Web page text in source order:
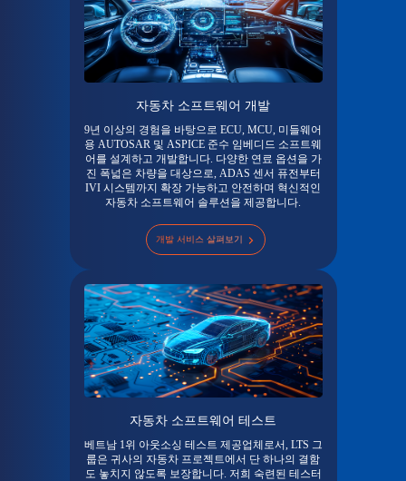
자동차 소프트웨어 개발
9년 이상의 경험을 바탕으로 ECU, MCU, 미들웨어
용 AUTOSAR 및 ASPICE 준수 임베디드 소프트웨
어를 설계하고 개발합니다. 다양한 연료 옵션을 가
진 폭넓은 차량을 대상으로, ADAS 센서 퓨전부터
IVI 시스템까지 확장 가능하고 안전하며 혁신적인
자동차 소프트웨어 솔루션을 제공합니다.
개발 서비스 살펴보기
자동차 소프트웨어 테스트
베트남 1위 아웃소싱 테스트 제공업체로서, LTS 그
룹은 귀사의 자동차 프로젝트에서 단 하나의 결함
도 놓치지 않도록 보장합니다. 저희 숙련된 테스터